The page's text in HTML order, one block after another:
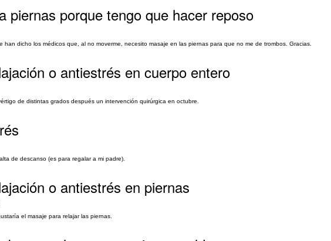
piernas porque tengo que hacer reposo
dicho los médicos que, al no moverme, necesito masaje en las piernas para que no me de trombos. Gracias.
o antiestrés en cuerpo entero
de distintas grados después un intervención quirúrgica en octubre.
de descanso (es para regalar a mi padre).
o antiestrés en piernas
el masaje para relajar las piernas.